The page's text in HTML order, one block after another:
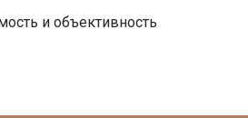
и объективность